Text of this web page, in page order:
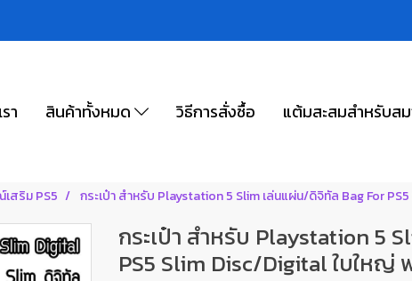
า สินค้าทั้งหมด วิธีการสั่งซื้อ แต้มสะสมสำหรับส
สริม PS5 กระเป๋า สำหรับ Playstation 5 Slim เล่นแผ่น/ดิจิทัล Bag For
กระเป๋า สำหรับ Playstation 5
PS5 Slim Disc/Digital ใบใหญ่